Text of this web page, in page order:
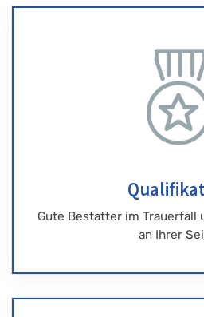
Gute Bestatter im Trauerfall
an Ihrer